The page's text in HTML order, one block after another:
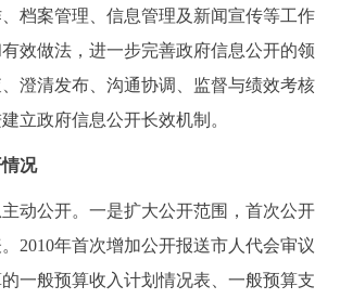
法人服务 部门服务
利企服务 投资项目
办 我要咨询 我要建议
档案管理、信息管理及新闻宣传等工作
效做法，进一步完善政府信息公开的领
澄清发布、沟通协调、监督与绩效考核
立政府信息公开长效机制。
况
公开。一是扩大公开范围，首次公开
2010年首次增加公开报送市人代会审议
一般预算收入计划情况表、一般预算支